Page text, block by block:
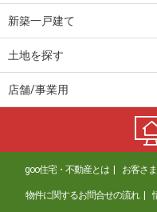
新築一戸建て
土地を探す
店舗/事業用
goo住宅・不動産とは お客さ
物件に関するお問合せの流れ